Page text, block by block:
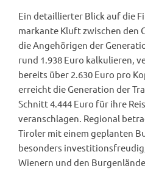
Ein detaillierter Blick auf die
markante Kluft zwischen den
die Angehörigen der
rund 1.938 Euro kalkulieren,
bereits über 2.630 Euro pro
erreicht die Generation der
Schnitt 4.444 Euro für ihre
veranschlagen. Regional
Tiroler mit einem geplanten
besonders
Wienern und den